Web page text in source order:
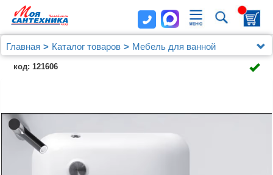
Главная Каталог товаров
Мебель для ванной
Jacob Delafon
Мебель для ванной Jacob Delafon Nona 80 L
код: 121606